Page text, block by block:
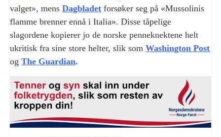
valget», mens Dagbladet forsøker seg på «Mussolinis
flamme brenner ennå i Italia». Disse tåpelige
slagordene kopierer jo de norske penneknektene helt
ukritisk fra sine store helter, slik som Washington Post
og The Guardian.